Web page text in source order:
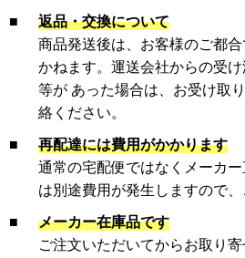
■
返品・交換について
商品発送後は、お客様のご都
かねます。運送会社からの受
等が あった場合は、お受け取
絡ください。
■
再配達には費用がかかります
通常の宅配便ではなくメーカ
は別途費用が発生しますので、
■
メーカー在庫品です
ご注文いただいてからお取り